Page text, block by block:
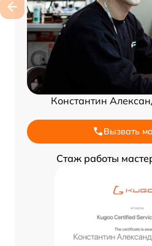
Константин
Вызвать
Стаж работы